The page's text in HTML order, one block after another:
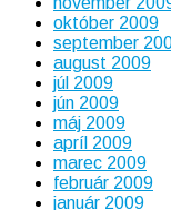
október 2009
september
august 2009
júl 2009
jún 2009
máj 2009
apríl 2009
marec 2009
február 2009
január 2009